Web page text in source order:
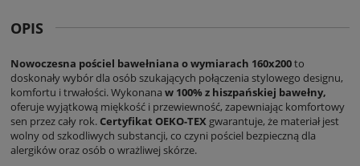
OPIS
Nowoczesna pościel bawełniana o wymiarach 160x200to
doskonały wybór dla osób szukających połączenia stylowego designu,
komfortu i trwałości. Wykonana w 100% z hiszpańskiej bawełny,
oferuje wyjątkową miękkość i przewiewność, zapewniając komfortowy
sen przez cały rok. Certyfikat OEKO-TEX gwarantuje, że materiał jest
wolny od szkodliwych substancji, co czyni pościel bezpieczną dla
alergików oraz osób o wrażliwej skórze.